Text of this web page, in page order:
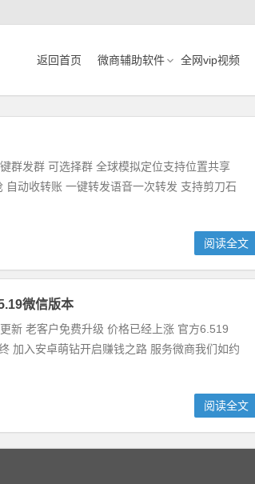
返回首页 微商辅助软件 全网vip视频
群发群 可选择群 全球模拟定位支持位置共享
动收转账 一键转发语音一次转发 支持剪刀石
阅读全文
微信版本
老客户免费升级 价格已经上涨 官方6.519
加入安卓萌钻开启赚钱之路 服务微商我们如约
阅读全文